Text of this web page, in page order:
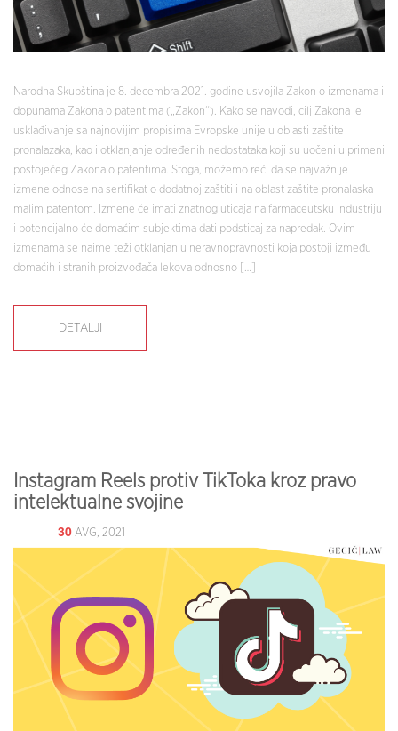
Narodna Skupština je 8. decembra 2021. godine usvojila Zakon o izmenama i
dopunama Zakona o patentima („Zakon“). Kako se navodi, cilj Zakona je
usklađivanje sa najnovijim propisima Evropske unije u oblasti zaštite
pronalazaka, kao i otklanjanje određenih nedostataka koji su uočeni u primeni
postojećeg Zakona o patentima. Stoga, možemo reći da se najvažnije
izmene odnose na sertifikat o dodatnoj zaštiti i na oblast zaštite pronalaska
malim patentom. Izmene će imati znatnog uticaja na farmaceutsku industriju
i potencijalno će domaćim subjektima dati podsticaj za napredak. Ovim
izmenama se naime teži otklanjanju neravnopravnosti koja postoji između
domaćih i stranih proizvođača lekova odnosno […]
DETALJI
Instagram Reels protiv TikToka kroz pravo
intelektualne svojine
30 AVG, 2021